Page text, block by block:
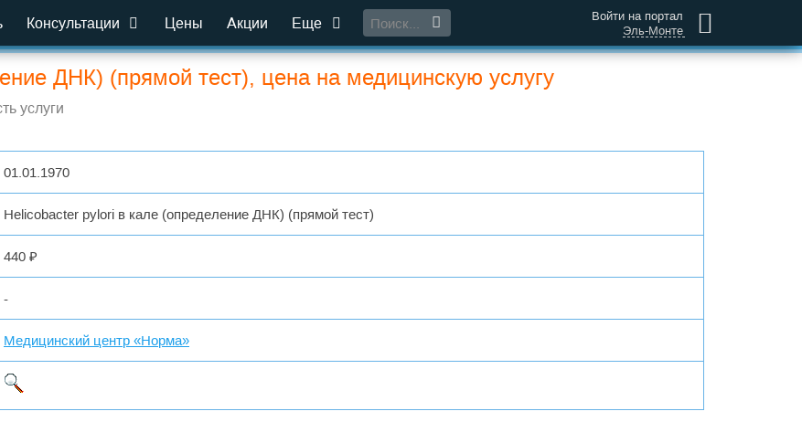
Консультации Цены Акции Еще
Войти на портал
Эль-Монте
ДНК) (прямой тест), цена на медицинскую услугу
услуги
01.01.1970
Helicobacter pylori в кале (определение ДНК) (прямой тест)
440 ₽
-
Медицинский центр «Норма»